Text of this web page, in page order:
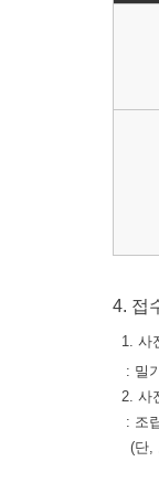
4. 접
1. 사
: 밀
2. 사
: 조
(단,